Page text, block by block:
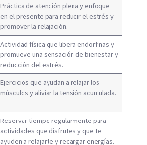
Práctica de atención plena y enfoque
en el presente para reducir el estrés y
promover la relajación.
Actividad física que libera endorfinas y
promueve una sensación de bienestar y
reducción del estrés.
Ejercicios que ayudan a relajar los
músculos y aliviar la tensión acumulada.
Reservar tiempo regularmente para
actividades que disfrutes y que te
ayuden a relajarte y recargar energías.